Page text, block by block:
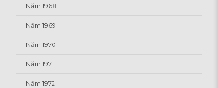
Năm 1968
Năm 1969
Năm 1970
Năm 1971
Năm 1972